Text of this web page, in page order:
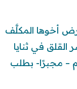
أخوها المكلَّف
القلق في ثنايا
– مجبرًا- بطلب